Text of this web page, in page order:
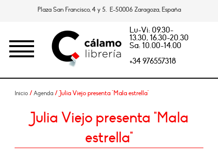
Plaza San Francisco, 4 y 5. E-50006 Zaragoza, España
Lu-Vi: 09.30-
13.30, 16.30-20.30
Sa: 10.00-14.00
+34 976557318
Inicio / Agenda / Julia Viejo presenta "Mala estrella"
Julia Viejo presenta "Mala
estrella"